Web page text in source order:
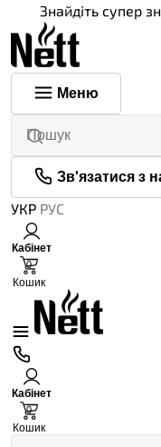
Знайдіть супер
Меню
Зв'язатися з
УКР РУС
Кабінет
0
Кошик
Кабінет
0
Кошик